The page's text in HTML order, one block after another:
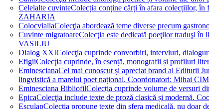
Celelalte cuvinteColecția conține cărți în afara colecțiilor,
ZAHARIA
ColocvialiaColecţia abordează teme diverse precum
Cuvinte migratoareColecţia este dedicată poeţilor traduşi
VASILIU
Dialog XXIColecţia cuprinde convorbiri, interviuri,
EfigiiColecţia cuprinde, în esență, monografii și profiluri
EminescianaCel mai cunoscut și apreciat brand al Editurii
lingvistică a marelui poet național. Coordonatori: Mihai
Eminesciana BibliofilColecția cuprinde volume de versuri
EpicaColecţia include texte de proză clasică și modernă.
EsculapColecția propune texte din sfera medicală, nu doar